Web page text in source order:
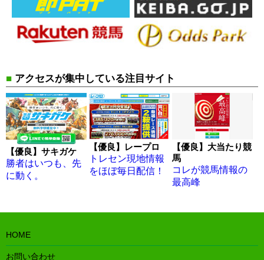
■ アクセスが集中している注目サイト
【優良】サキガケ
勝者はいつも、先
に動く。
【優良】レープロ
トレセン現地情報
をほぼ毎日配信！
【優良】大当たり競
馬
コレが競馬情報の
最高峰
HOME
お問い合わせ